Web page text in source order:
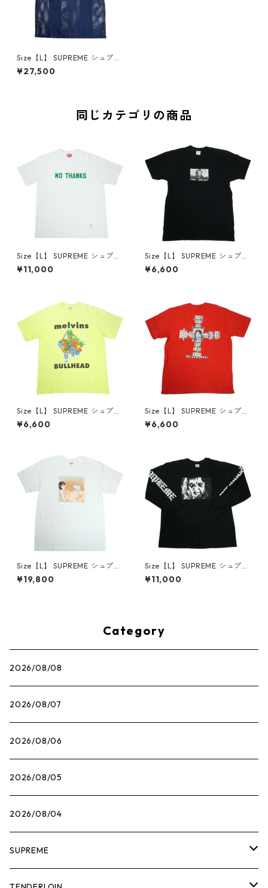
Size【L】 SUPREME シュプリ
ーム ×Nike 24SS Mesh S/S Sh
irt Navy 半袖シャツ 紺 【新古
¥27,500
同じカテゴリの商品
Size【L】 SUPREME シュプリ
ーム 21FW No Thanks S/S To
p White Tシャツ 白 【中古品-
¥11,000
Size【L】 SUPREME シュプリ
ーム 15AW Merry Christmas
Tee Black Tシャツ 黒 【中古
¥6,600
Size【L】 SUPREME シュプリ
ーム 24SS Melvins Bullhead
Tee Fluorescent Yellow Tシ
¥6,600
Size【L】 SUPREME シュプリ
ーム 25FW Dash Snow Tee R
ed Tシャツ 赤 【中古品-良
¥6,600
Size【L】 SUPREME シュプリ
ーム 25SS Mouse Tee White
Tシャツ 白 【新古品・未使用
¥19,800
Size【L】 SUPREME シュプリ
ーム ×The Exorcist 25FW Mo
ther L/S Tee Black ロンT 黒
¥11,000
Category
2026/08/08
2026/08/07
2026/08/06
2026/08/05
2026/08/04
SUPREME